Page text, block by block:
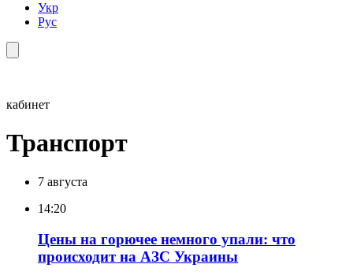
Укр
Рус
кабинет
Транспорт
7 августа
14:20
Цены на горючее немного упали: что
происходит на АЗС Украины